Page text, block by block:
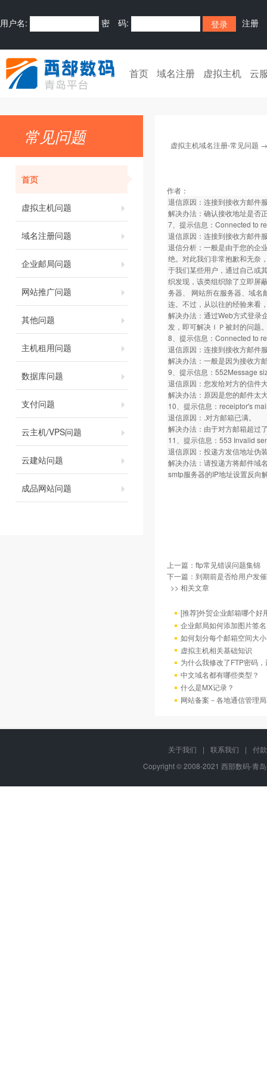
用户名: 密 码: 注册
首页 域名注册 虚拟主机 云
常见问题
首页
虚拟主机问题
域名注册问题
企业邮局问题
网站推广问题
其他问题
主机租用问题
数据库问题
支付问题
云主机/VPS问题
云建站问题
成品网站问题
虚拟主机域名注册-常见问题
作者：
退信原因：连接到接收方邮件
解决办法：确认接收地址是否
7、提示信息：Connected to
退信原因：连接到接收方邮件
退信分析：一般是由于您的企
绝。对此我们非常抱歉和无奈
于我们某些用户，通过自己或
织发现，该类组织除了立即屏
务器、 网站所在服务器、域名
连。不过，从以往的经验来看
解决办法：通过Web方式登录
发，即可解决ＩＰ被封的问题
8、提示信息：Connected to
退信原因：连接到接收方邮件
解决办法：一般是因为接收方
9、提示信息：552Message
退信原因：您发给对方的信件
解决办法：原因是您的邮件太
10、提示信息：receiptor's
退信原因：.对方邮箱已满。
解决办法：由于对方邮箱超过
11、提示信息：553 Invalid
退信原因：投递方发信地址伪
解决办法：请投递方将邮件域
smtp服务器的IP地址设置反向
上一篇： ftp常见错误问题集锦
下一篇： 到期前是否给用户发
>> 相关文章
[推荐]外贸企业邮箱哪个好
企业邮局如何添加图片签名
如何划分每个邮箱空间大
虚拟主机相关基础知识
为什么我修改了FTP密码
中文域名都有哪些类型？
什么是MX记录？
网站备案－各地通信管理
关于我们 | 联系我们 |
付
Copyright © 2008-2021 西部数码-青